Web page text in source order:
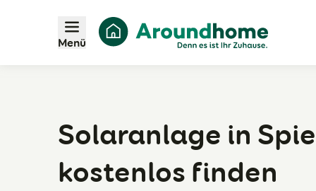
Menü
Solaranlage in
kostenlos finden